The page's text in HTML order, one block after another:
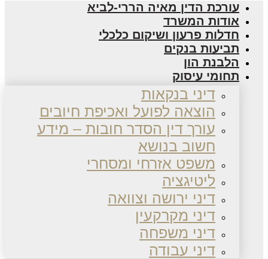
עורכת הדין מאיה הררי-לביא
אודות המשרד
חדלות פרעון ושיקום כלכלי
תביעות בנקים
הלבנת הון
תחומי עיסוק
דיני בנקאות
הוצאה לפועל ואכיפת חיובים
עורך דין הסדר חובות – מידע
חשוב בנושא
משפט אזרחי ומסחרי
ליטיגציה
דיני ירושה וצוואה
דיני מקרקעין
דיני משפחה
דיני עבודה